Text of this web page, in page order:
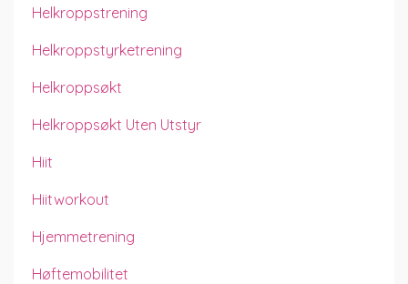
Helkroppstrening
Helkroppstyrketrening
Helkroppsøkt
Helkroppsøkt Uten Utstyr
Hiit
Hiitworkout
Hjemmetrening
Høftemobilitet